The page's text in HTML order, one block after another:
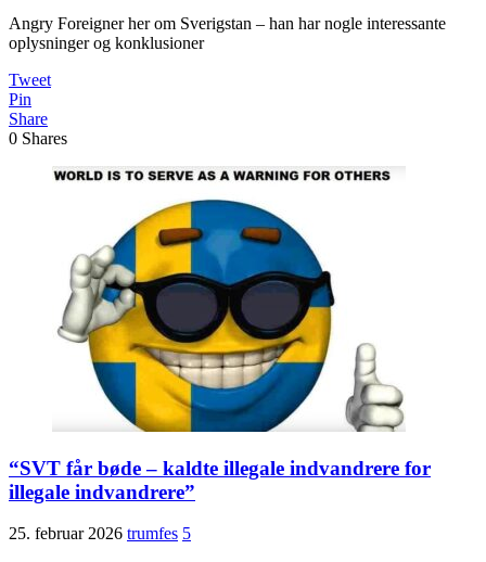
Angry Foreigner her om Sverigstan – han har nogle interessante
oplysninger og konklusioner
Tweet
Pin
Share
0 Shares
“SVT får bøde – kaldte illegale indvandrere for
illegale indvandrere”
25. februar 2026 trumfes 5